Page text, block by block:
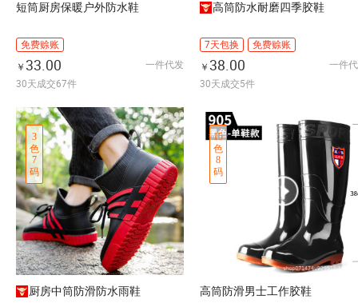
短筒厨房保暖户外防水鞋
免费赊账
￥ 33.00
一件代发
30天成交67件
高筒防水耐磨四季胶鞋
7天包换
免费赊账
￥ 38.00
一件
30天成交5件
3
色
7
码
厨房中筒防滑防水雨鞋
15
色
8
码
高筒防滑男士工作胶鞋